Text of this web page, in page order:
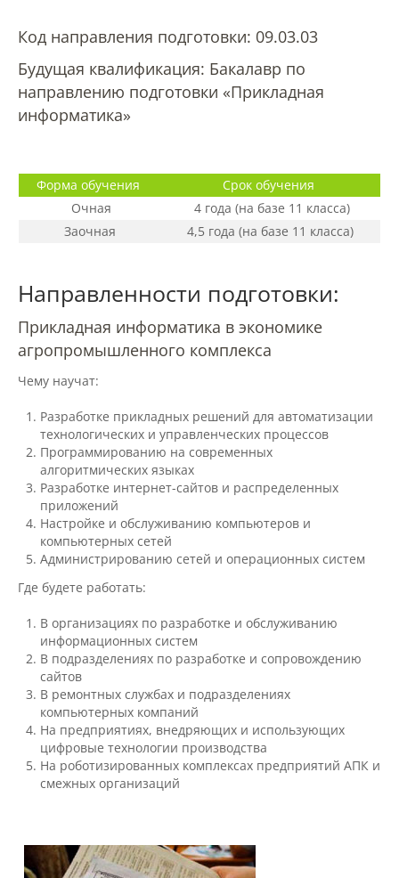
образовательного процесса
Стипендии и меры поддержки
обучающихся
Платные образовательные услуги
Финансово-хозяйственная
Вакантные места для приёма
(перевода) обучающихся
Доступная среда
Международное сотрудничество
Организация питания в
образовательной организации
Абитуриенту
Университет
Об университете
Миссия, цель и ценности УдГАУ
Ректорат
Подразделения
Код направления подготовки: 09.03.03
Будущая квалификация: Бакалавр по
направлению подготовки «Прикладная
информатика»
Форма обучения
Срок обучения
Очная
4 года (на базе 11 класса)
Заочная
4,5 года (на базе 11 класса)
Направленности подготовки:
Прикладная информатика в экономике
агропромышленного комплекса
Чему научат:
Разработке прикладных решений для автоматизации
технологических и управленческих процессов
Программированию на современных
алгоритмических языках
Разработке интернет-сайтов и распределенных
приложений
Настройке и обслуживанию компьютеров и
компьютерных сетей
Администрированию сетей и операционных систем
Где будете работать:
В организациях по разработке и обслуживанию
информационных систем
В подразделениях по разработке и сопровождению
сайтов
В ремонтных службах и подразделениях
компьютерных компаний
На предприятиях, внедряющих и использующих
цифровые технологии производства
На роботизированных комплексах предприятий АПК и
смежных организаций